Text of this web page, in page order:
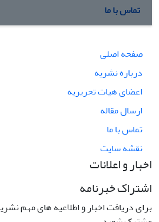
تماس با ما
صفحه اصلی
درباره نشریه
اعضای هیات تحریریه
ارسال مقاله
تماس با ما
نقشه سایت
اخبار و اعلانات
اشتراک خبرنامه
برای دریافت اخبار و اطلاعیه های مهم